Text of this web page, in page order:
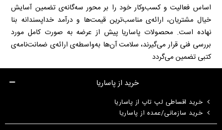
اساس فعالیت و کسب‌وکار خود را بر محور سه‌گانه‌ی تضمین آسایش
خیال مشتریان، ارائه‌ی مناسب‌ترین قیمت‌ها و درآمد خداپسندانه بنا
نهاده است. محصولات پاساریا پیش از عرضه به صورت کامل مورد
بررسی فنی قرار می‌گیرند، سلامت آن‌ها به‌واسطه‌ی ارائه‌ی ضمانت‌نامه‌ی
کتبی تضمین می‌گردد
خرید از پاساریا
خرید اقساطی لپ تاپ از پاساریا
خرید سازمانی/عمده از پاساریا